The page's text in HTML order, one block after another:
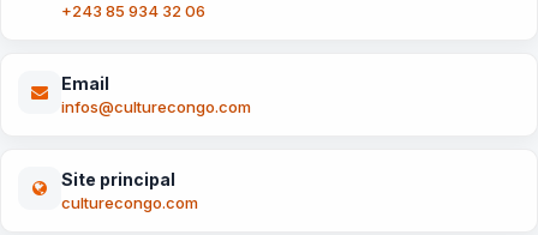
+243 85 934 32 06
Email
infos@culturecongo.com
Site principal
culturecongo.com